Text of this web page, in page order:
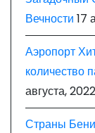
Вечности 17
Аэропорт
количество
августа, 2022
Страны